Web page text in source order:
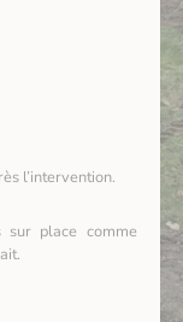
l’intervention.
sur place comme